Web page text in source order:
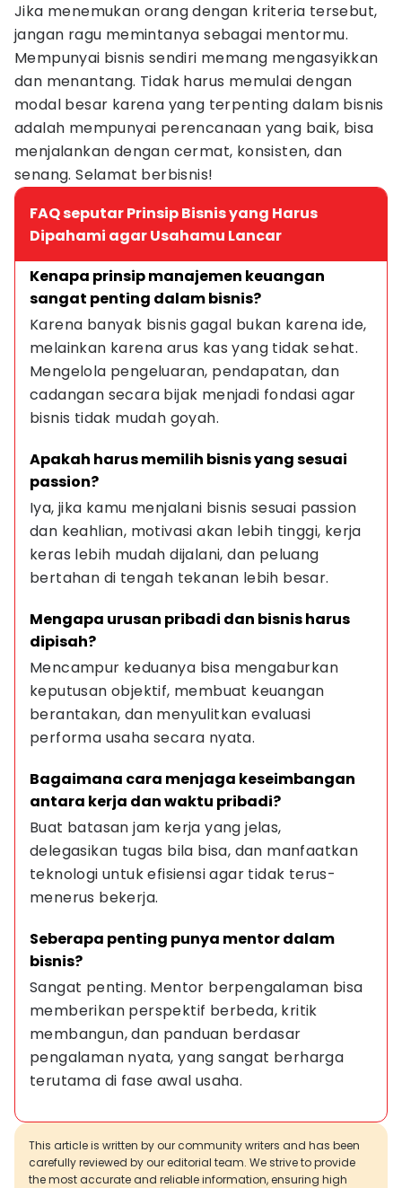
Jika menemukan orang dengan kriteria tersebut,
jangan ragu memintanya sebagai mentormu.
Mempunyai bisnis sendiri memang mengasyikkan
dan menantang. Tidak harus memulai dengan
modal besar karena yang terpenting dalam bisnis
adalah mempunyai perencanaan yang baik, bisa
menjalankan dengan cermat, konsisten, dan
senang. Selamat berbisnis!
FAQ seputar Prinsip Bisnis yang Harus
Dipahami agar Usahamu Lancar
Kenapa prinsip manajemen keuangan
sangat penting dalam bisnis?
Karena banyak bisnis gagal bukan karena ide,
melainkan karena arus kas yang tidak sehat.
Mengelola pengeluaran, pendapatan, dan
cadangan secara bijak menjadi fondasi agar
bisnis tidak mudah goyah.
Apakah harus memilih bisnis yang sesuai
passion?
Iya, jika kamu menjalani bisnis sesuai passion
dan keahlian, motivasi akan lebih tinggi, kerja
keras lebih mudah dijalani, dan peluang
bertahan di tengah tekanan lebih besar.
Mengapa urusan pribadi dan bisnis harus
dipisah?
Mencampur keduanya bisa mengaburkan
keputusan objektif, membuat keuangan
berantakan, dan menyulitkan evaluasi
performa usaha secara nyata.
Bagaimana cara menjaga keseimbangan
antara kerja dan waktu pribadi?
Buat batasan jam kerja yang jelas,
delegasikan tugas bila bisa, dan manfaatkan
teknologi untuk efisiensi agar tidak terus-
menerus bekerja.
Seberapa penting punya mentor dalam
bisnis?
Sangat penting. Mentor berpengalaman bisa
memberikan perspektif berbeda, kritik
membangun, dan panduan berdasar
pengalaman nyata, yang sangat berharga
terutama di fase awal usaha.
This article is written by our community writers and has been
carefully reviewed by our editorial team. We strive to provide
the most accurate and reliable information, ensuring high